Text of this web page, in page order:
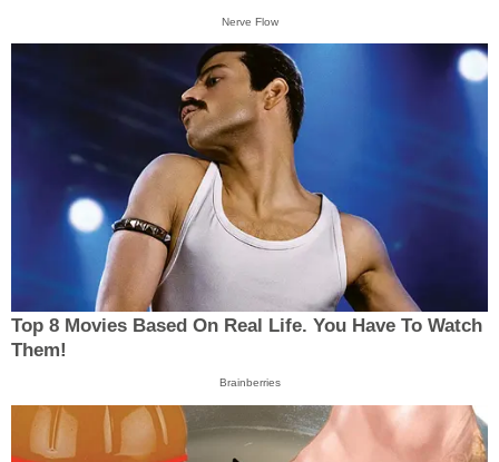
Nerve Flow
Top 8 Movies Based On Real Life. You Have To Watch
Them!
Brainberries